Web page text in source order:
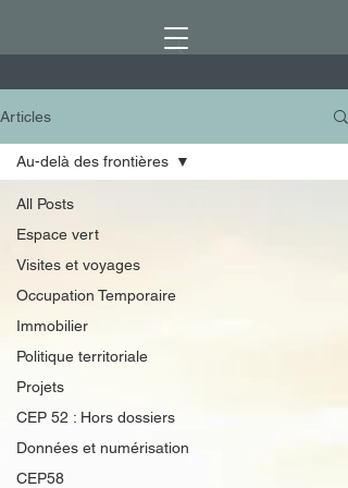
Articles
All Posts
Espace vert
Visites et voyages
Occupation Temporaire
Immobilier
Politique territoriale
Projets
CEP 52 : Hors dossiers
Données et numérisation
CEP58
Au-delà des frontières